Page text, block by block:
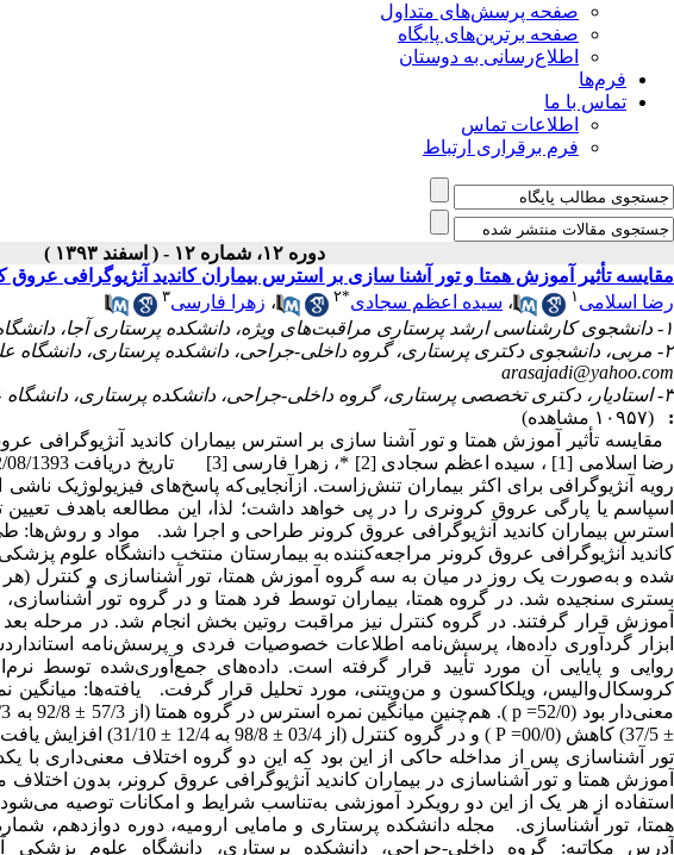
صفحه پرسش‌های متداول
صفحه برترین‌های پایگاه
اطلاع‌رسانی به دوستان
فرم‌ها
تماس با ما
اطلاعات تماس
فرم برقراری ارتباط
دوره ۱۲، شماره ۱۲ - ( اسفند ۱۳۹۳ )
مقایسه تأثیر آموزش همتا و تور آشنا سازی بر استرس بیماران کاندید آنژیوگرافی
رضا اسلامی ۱ ، سیده اعظم سجادی*۲ ، زهرا فارسی۳
۱- دانشجوی کارشناسی ارشد پرستاری مراقبت‌های ویژه، دانشکده پرستاری آجا، دانشگاه علوم پزشکی آجا، تهران، ایران.
۲- مربی، دانشجوی دکتری پرستاری، گروه داخلی-جراحی، دانشکده پرستاری، دانشگاه علوم پزشکی آجا، تهران، ایران. ( نویسنده مسئول) ،
arasajadi@yahoo.com
۳- استادیار، دکتری تخصصی پرستاری، گروه داخلی-جراحی، دانشکده پرستاری، دانشگاه علوم پزشکی آجا، تهران، ایران.
:
(۱۰۹۵۷ مشاهده)
مقایسه تأثیر آموزش همتا و تور آشنا سازی بر استرس بیماران کاندید آنژیوگرافی
رویه آنژیوگرافی برای اکثر بیماران تنش‌زاست. ازآنجایی‌که پاسخ‌های فیزیولوژیک
اسپاسم یا پارگی عروق کرونری را در پی خواهد داشت؛ لذا، این مطالعه باهدف
کاندید آنژیوگرافی عروق کرونر مراجعه‌کننده به بیمارستان منتخب دانشگاه علوم
بستری سنجیده شد. در گروه همتا، بیماران توسط فرد همتا و در گروه تور
آموزش قرار گرفتند. در گروه کنترل نیز مراقبت روتین بخش انجام شد. در مرحله
کروسکال‌والیس، ویلکاکسون و من‌ویتنی، مورد تحلیل قرار گرفت. یافته‌ها:
آموزش همتا و تور آشناسازی در بیماران کاندید آنژیوگرافی عروق کرونر، بدون اختلاف
استفاده از هر یک از این دو رویکرد آموزشی به‌تناسب شرایط و امکانات توصیه